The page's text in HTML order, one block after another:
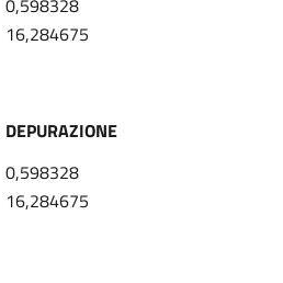
0,598328
16,284675
DEPURAZIONE
0,598328
16,284675